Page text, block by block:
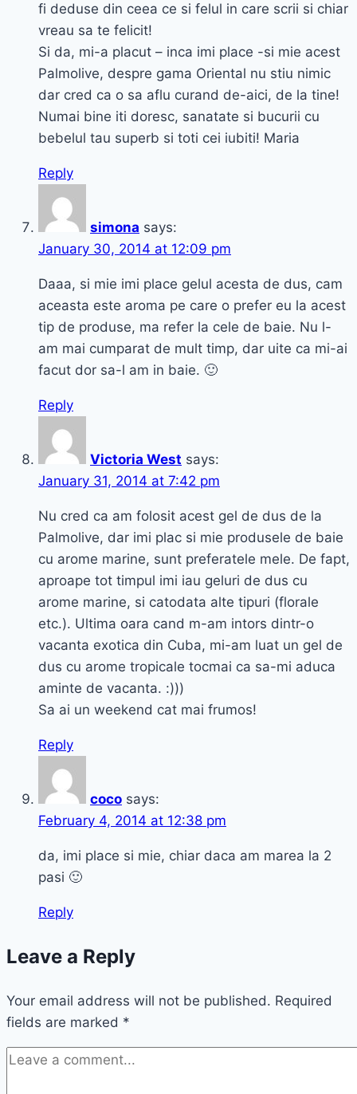
fi deduse din ceea ce si felul in care scrii si chiar
vreau sa te felicit!
Si da, mi-a placut – inca imi place -si mie acest
Palmolive, despre gama Oriental nu stiu nimic
dar cred ca o sa aflu curand de-aici, de la tine!
Numai bine iti doresc, sanatate si bucurii cu
bebelul tau superb si toti cei iubiti! Maria
Reply
simona says:
January 30, 2014 at 12:09 pm
Daaa, si mie imi place gelul acesta de dus, cam
aceasta este aroma pe care o prefer eu la acest
tip de produse, ma refer la cele de baie. Nu l-
am mai cumparat de mult timp, dar uite ca mi-ai
facut dor sa-l am in baie. 🙂
Reply
Victoria West says:
January 31, 2014 at 7:42 pm
Nu cred ca am folosit acest gel de dus de la
Palmolive, dar imi plac si mie produsele de baie
cu arome marine, sunt preferatele mele. De fapt,
aproape tot timpul imi iau geluri de dus cu
arome marine, si catodata alte tipuri (florale
etc.). Ultima oara cand m-am intors dintr-o
vacanta exotica din Cuba, mi-am luat un gel de
dus cu arome tropicale tocmai ca sa-mi aduca
aminte de vacanta. :)))
Sa ai un weekend cat mai frumos!
Reply
coco says:
February 4, 2014 at 12:38 pm
da, imi place si mie, chiar daca am marea la 2
pasi 🙂
Reply
Leave a Reply
Your email address will not be published. Required
fields are marked *